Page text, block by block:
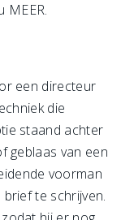
een directeur
die
staand achter
geblaas van een
voorman
te schrijven.